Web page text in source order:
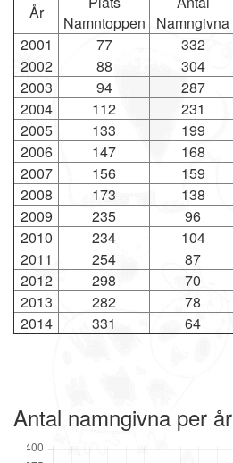
År
Namntoppen
Namngivna
2001
77
332
2002
88
304
2003
94
287
2004
112
231
2005
133
199
2006
147
168
2007
156
159
2008
173
138
2009
235
96
2010
234
104
2011
254
87
2012
298
70
2013
282
78
2014
331 64
Antal namngivna per år